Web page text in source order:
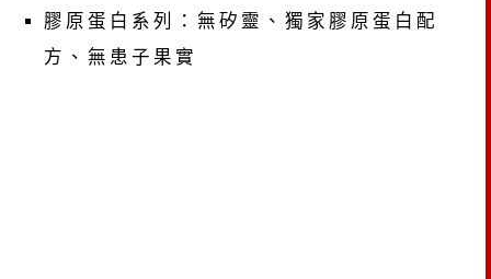
膠原蛋白系列：無矽靈、獨家膠原蛋白配
方、無患子果實